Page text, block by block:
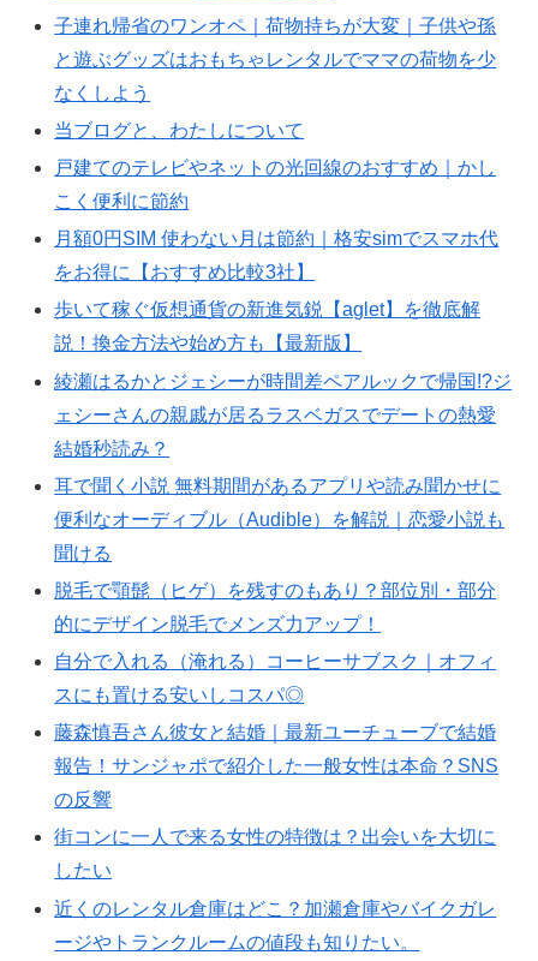
子連れ帰省のワンオペ｜荷物持ちが大変｜子供や孫
と遊ぶグッズはおもちゃレンタルでママの荷物を少
なくしよう
当ブログと、わたしについて
戸建てのテレビやネットの光回線のおすすめ｜かし
こく便利に節約
月額0円SIM 使わない月は節約｜格安simでスマホ代
をお得に【おすすめ比較3社】
歩いて稼ぐ仮想通貨の新進気鋭【aglet】を徹底解
説！換金方法や始め方も【最新版】
綾瀬はるかとジェシーが時間差ペアルックで帰国!?ジ
ェシーさんの親戚が居るラスベガスでデートの熱愛
結婚秒読み？
耳で聞く小説 無料期間があるアプリや読み聞かせに
便利なオーディブル（Audible）を解説｜恋愛小説も
聞ける
脱毛で顎髭（ヒゲ）を残すのもあり？部位別・部分
的にデザイン脱毛でメンズ力アップ！
自分で入れる（淹れる）コーヒーサブスク｜オフィ
スにも置ける安いしコスパ◎
藤森慎吾さん彼女と結婚｜最新ユーチューブで結婚
報告！サンジャポで紹介した一般女性は本命？SNS
の反響
街コンに一人で来る女性の特徴は？出会いを大切に
したい
近くのレンタル倉庫はどこ？加瀬倉庫やバイクガレ
ージやトランクルームの値段も知りたい。